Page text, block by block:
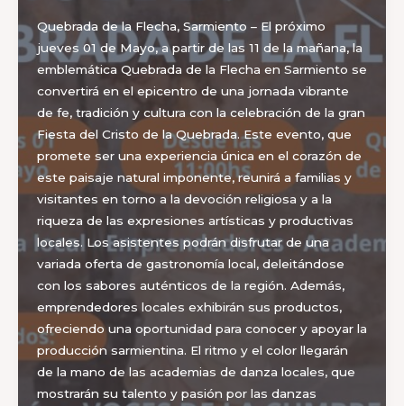
Quebrada de la Flecha, Sarmiento – El próximo
jueves 01 de Mayo, a partir de las 11 de la mañana, la
emblemática Quebrada de la Flecha en Sarmiento se
convertirá en el epicentro de una jornada vibrante
de fe, tradición y cultura con la celebración de la gran
Fiesta del Cristo de la Quebrada. Este evento, que
promete ser una experiencia única en el corazón de
este paisaje natural imponente, reunirá a familias y
visitantes en torno a la devoción religiosa y a la
riqueza de las expresiones artísticas y productivas
locales. Los asistentes podrán disfrutar de una
variada oferta de gastronomía local, deleitándose
con los sabores auténticos de la región. Además,
emprendedores locales exhibirán sus productos,
ofreciendo una oportunidad para conocer y apoyar la
producción sarmientina. El ritmo y el color llegarán
de la mano de las academias de danza locales, que
mostrarán su talento y pasión por las danzas